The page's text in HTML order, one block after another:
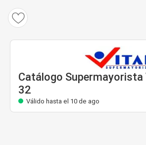
Catálogo Supermayorista
32
Válido hasta el 10 de ago